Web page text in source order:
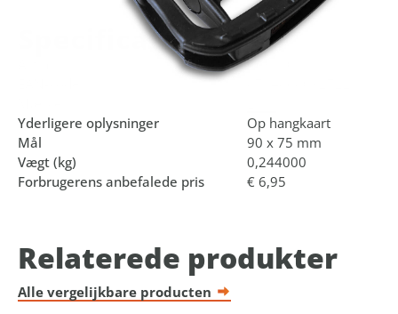
Specificaties
613110
Yderligere oplysninger
Op hangkaart
Mål
90 x 75 mm
Vægt (kg)
0,244000
Forbrugerens anbefalede pris
€ 6,95
Relaterede produkter
Alle vergelijkbare producten